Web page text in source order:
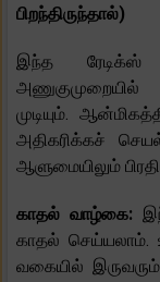
பிறந்திருந்தால்)
இந்த
அணுகுமுறையில்
முடியும்.
அதிகரிக்கச்
ஆளுமையிலும்
காதல் வாழ்கை:
காதல் செய்யலாம்.
வகையில்